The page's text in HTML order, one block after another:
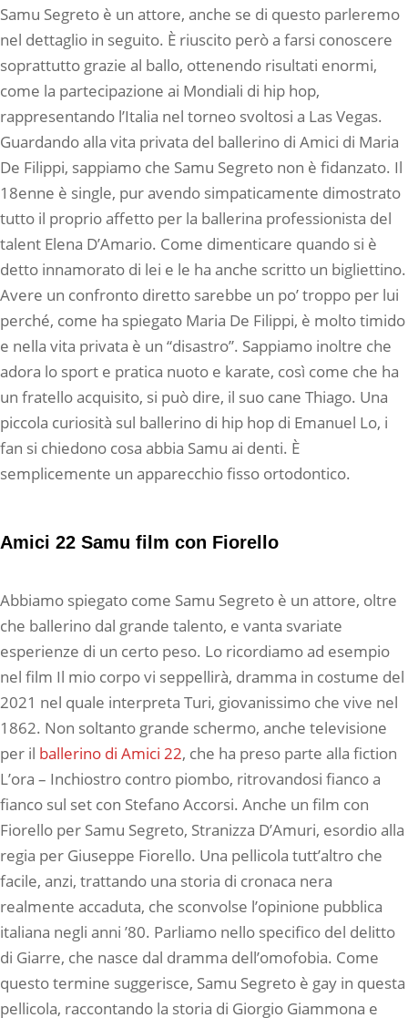
Samu Segreto è un attore, anche se di questo parleremo
nel dettaglio in seguito. È riuscito però a farsi conoscere
soprattutto grazie al ballo, ottenendo risultati enormi,
come la partecipazione ai Mondiali di hip hop,
rappresentando l’Italia nel torneo svoltosi a Las Vegas.
Guardando alla vita privata del ballerino di Amici di Maria
De Filippi, sappiamo che Samu Segreto non è fidanzato. Il
18enne è single, pur avendo simpaticamente dimostrato
tutto il proprio affetto per la ballerina professionista del
talent Elena D’Amario. Come dimenticare quando si è
detto innamorato di lei e le ha anche scritto un bigliettino.
Avere un confronto diretto sarebbe un po’ troppo per lui
perché, come ha spiegato Maria De Filippi, è molto timido
e nella vita privata è un “disastro”. Sappiamo inoltre che
adora lo sport e pratica nuoto e karate, così come che ha
un fratello acquisito, si può dire, il suo cane Thiago. Una
piccola curiosità sul ballerino di hip hop di Emanuel Lo, i
fan si chiedono cosa abbia Samu ai denti. È
semplicemente un apparecchio fisso ortodontico.
Amici 22 Samu film con Fiorello
Abbiamo spiegato come Samu Segreto è un attore, oltre
che ballerino dal grande talento, e vanta svariate
esperienze di un certo peso. Lo ricordiamo ad esempio
nel film Il mio corpo vi seppellirà, dramma in costume del
2021 nel quale interpreta Turi, giovanissimo che vive nel
1862. Non soltanto grande schermo, anche televisione
per il ballerino di Amici 22, che ha preso parte alla fiction
L’ora – Inchiostro contro piombo, ritrovandosi fianco a
fianco sul set con Stefano Accorsi. Anche un film con
Fiorello per Samu Segreto, Stranizza D’Amuri, esordio alla
regia per Giuseppe Fiorello. Una pellicola tutt’altro che
facile, anzi, trattando una storia di cronaca nera
realmente accaduta, che sconvolse l’opinione pubblica
italiana negli anni ’80. Parliamo nello specifico del delitto
di Giarre, che nasce dal dramma dell’omofobia. Come
questo termine suggerisce, Samu Segreto è gay in questa
pellicola, raccontando la storia di Giorgio Giammona e